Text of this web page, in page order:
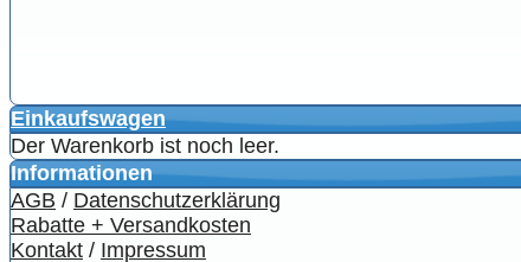
Einkaufswagen
Der Warenkorb ist noch leer.
Informationen
AGB / Datenschutzerklärung
Rabatte + Versandkosten
Kontakt / Impressum